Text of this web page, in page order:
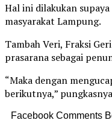
Hal ini dilakukan
masyarakat Lampung.
Tambah Veri, Fraksi
prasarana sebagai
“Maka dengan
berikutnya,”
Facebook Comments